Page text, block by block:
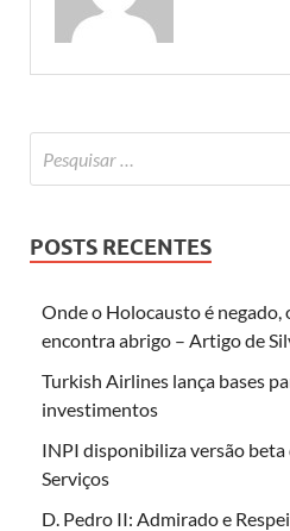
POSTS RECENTES
Onde o Holocausto é
encontra abrigo – Artigo de
Turkish Airlines lança bases
investimentos
INPI disponibiliza versão
Serviços
D. Pedro II: Admirado e